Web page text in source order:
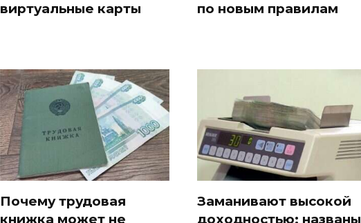
виртуальные карты
по новым правилам
Почему трудовая
книжка может не
Заманивают высокой
доходностью: названы